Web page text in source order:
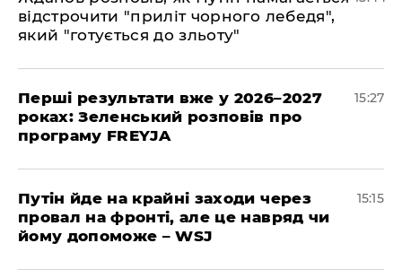
відстрочити "приліт чорного лебедя",
який "готується до зльоту"
Перші результати вже у 2026–2027
роках: Зеленський розповів про
програму FREYJA
15:27
Путін йде на крайні заходи через
провал на фронті, але це навряд чи
йому допоможе – WSJ
15:15